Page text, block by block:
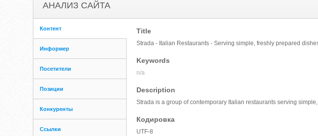
АНАЛИЗ САЙТА
Контент
Информер
Посетители
Позиции
Конкуренты
Ссылки
Title
Strada - Italian Restaurants - Serving simple, freshly prepared
Keywords
n/a
Description
Strada is a group of contemporary Italian restaurants serving
Кодировка
UTF-8